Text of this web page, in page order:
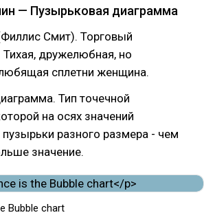
— Пузырьковая диаграмма
Смит). Торговый
Тихая, дружелюбная, но
сплетни женщина.
Тип точечной
на осях значений
разного размера - чем
значение.
Bubble chart